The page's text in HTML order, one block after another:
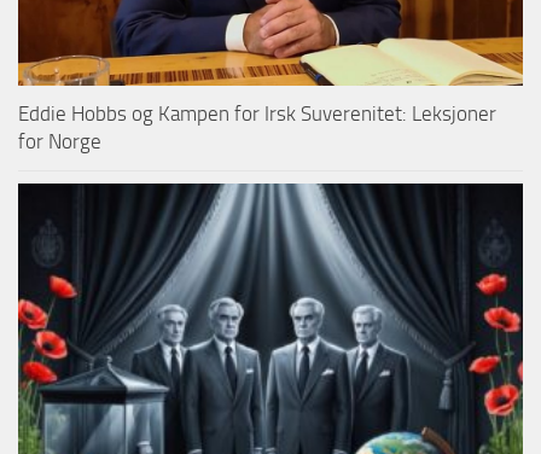
Eddie Hobbs og Kampen for Irsk Suverenitet: Leksjoner
for Norge